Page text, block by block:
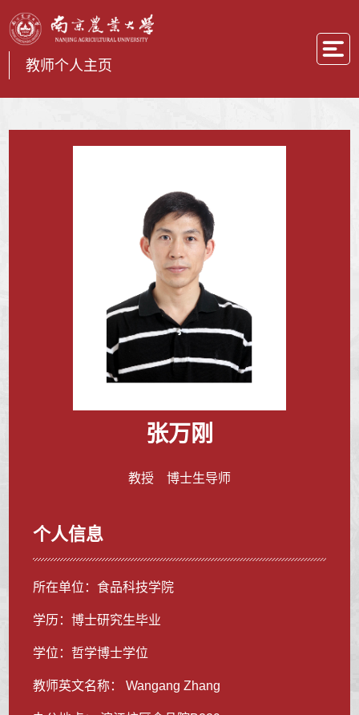
教师个人主页
张万刚
教授 博士生导师
个人信息
所在单位：食品科技学院
学历：博士研究生毕业
学位：哲学博士学位
教师英文名称： Wangang Zhang